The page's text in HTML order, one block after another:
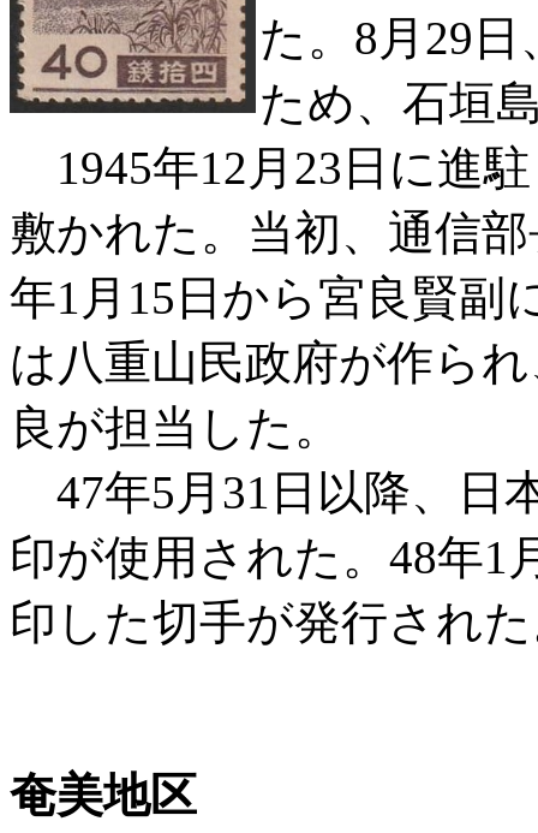
た。8月29
ため、石垣
1945年12月23日に進
敷かれた。当初、通信
年1月15日から宮良賢副
は八重山民政府が作ら
良が担当した。
47年5月31日以降、日
印が使用された。48年1
印した切手が発行され
奄美地区